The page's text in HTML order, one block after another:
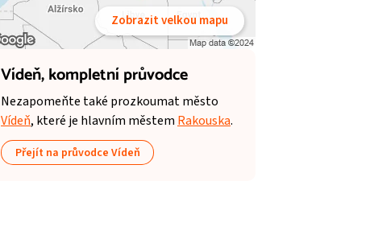
Zobrazit velkou mapu
Vídeň,kompletní průvodce
Nezapomeňte také prozkoumat město
Vídeň, které je hlavním městem Rakouska.
Přejít na průvodce Vídeň